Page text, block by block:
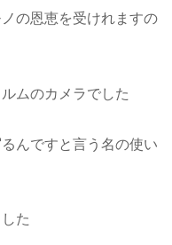
の恩恵を受けれますの
ムのカメラでした
んですと言う名の使い
た